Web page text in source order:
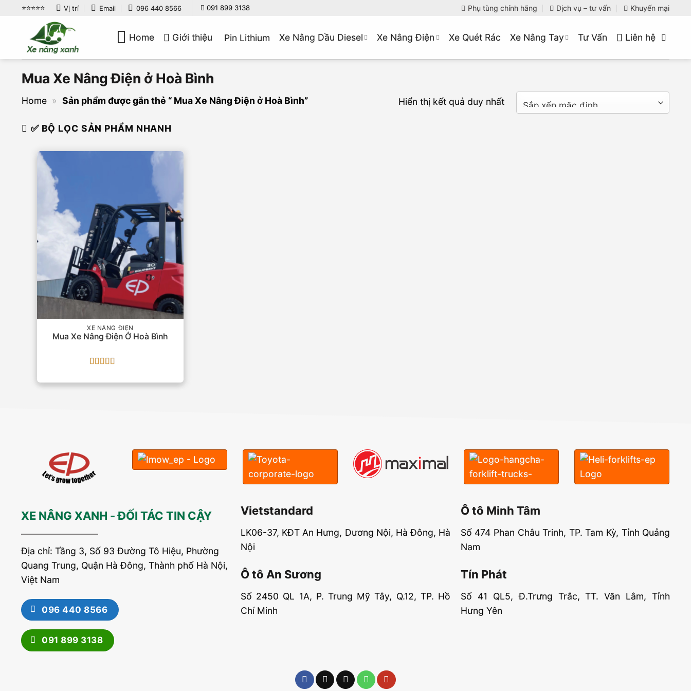
⭐️⭐️⭐️⭐️⭐️ Vị trí Email 096 440 8566 091 899 3138 Phụ tùng chính hãng Dịch vụ – tư vấn Khuyến mại
Home Giới thiệu Pin Lithium Xe Nâng Dầu Diesel Xe Nâng Điện Xe Quét Rác Xe Nâng Tay Tư Vấn Liên hệ
Mua Xe Nâng Điện ở Hoà Bình
Home » Sản phẩm được gắn thẻ “ Mua Xe Nâng Điện ở Hoà Bình”
✅ BỘ LỌC SẢN PHẨM NHANH
Hiển thị kết quả duy nhất
XE NÂNG ĐIỆN
Mua Xe Nâng Điện Ở Hoà Bình
hạng55 sao
XE NÂNG XANH - ĐỐI TÁC TIN CẬY
Địa chỉ: Tầng 3, Số 93 Đường Tô Hiệu, Phường
Quang Trung, Quận Hà Đông, Thành phố Hà Nội,
Việt Nam
096 440 8566
091 899 3138
Vietstandard
LK06-37, KĐT An Hưng, Dương Nội, Hà Đông, Hà
Nội
Ô tô An Sương
Số 2450 QL 1A, P. Trung Mỹ Tây, Q.12, TP. Hồ
Chí Minh
Ô tô Minh Tâm
Số 474 Phan Châu Trinh, TP. Tam Kỳ, Tỉnh Quảng
Nam
Tín Phát
Số 41 QL5, Đ.Trưng Trắc, TT. Văn Lâm, Tỉnh
Hưng Yên